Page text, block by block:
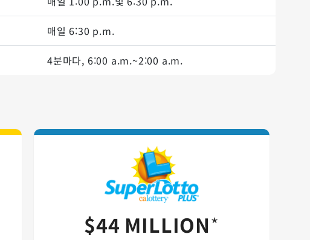
매일 6:30 p.m.
4분마다, 6:00 a.m.~2:00 a.m.
게임 카드 SuperLotto Plus
$44 MILLION*